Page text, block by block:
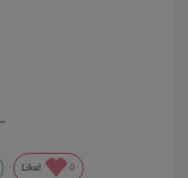
Like! 0